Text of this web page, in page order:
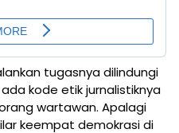
tugasnya dilindungi
kode etik jurnalistiknya
wartawan. Apalagi
keempat demokrasi di